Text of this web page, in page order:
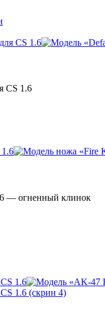
CS 1.6
— огненный клинок